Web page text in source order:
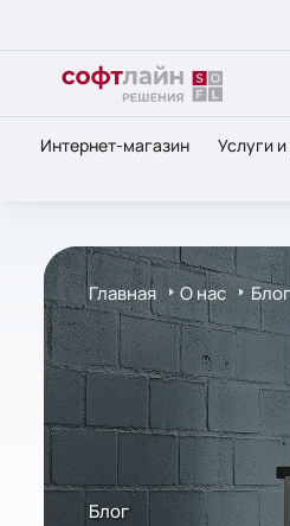
Интернет-магазин Услуги
Главная О нас Блог
Блог